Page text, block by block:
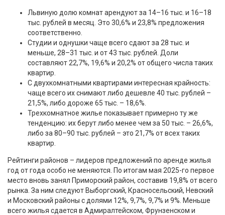
Львиную долю комнат арендуют за 14–16 тыс. и 16–18
тыс. рублей в месяц. Это 30,6% и 23,8% предложения
соответственно.
Студии и однушки чаще всего сдают за 28 тыс. и
меньше, 28–31 тыс. и от 43 тыс. рублей. Доли
составляют 22,7%, 19,6% и 20,2% от общего числа таких
квартир.
С двухкомнатными квартирами интересная крайность:
чаще всего их снимают либо дешевле 40 тыс. рублей –
21,5%, либо дороже 65 тыс. – 18,6%.
Трехкомнатное жилье показывает примерно ту же
тенденцию: их берут либо менее чем за 50 тыс. – 26,6%,
либо за 80–90 тыс. рублей – это 21,7% от всех таких
квартир.
Рейтинги районов – лидеров предложений по аренде жилья
год от года особо не меняются. По итогам мая 2025-го первое
место вновь занял Приморский район, составив 19,8% от всего
рынка. За ним следуют Выборгский, Красносельский, Невский
и Московский районы с долями 12%, 9,7%, 9,7% и 9%. Меньше
всего жилья сдается в Адмиралтейском, Фрунзенском и